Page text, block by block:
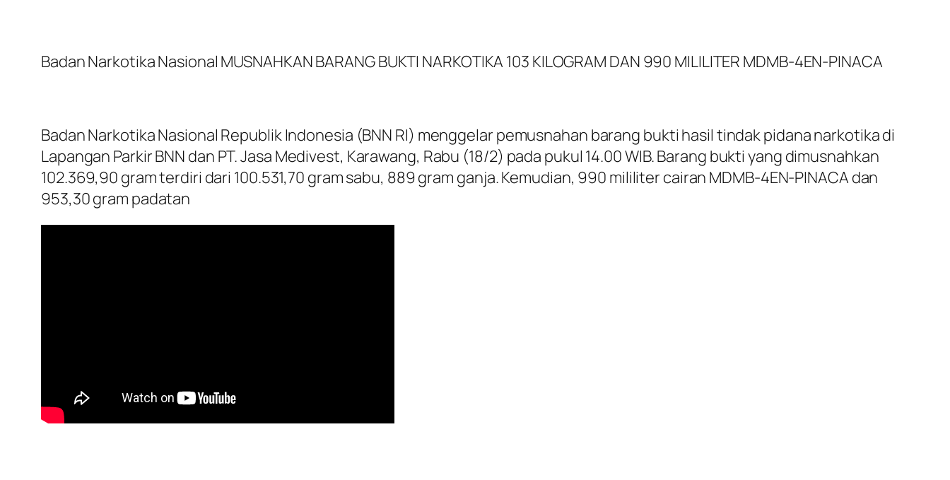
Badan Narkotika Nasional MUSNAHKAN BARANG BUKTI NARKOTIKA 103 KILOGRAM DAN 990 MILILITER MDMB-4EN-PINACA
Badan Narkotika Nasional Republik Indonesia (BNN RI) menggelar pemusnahan barang bukti hasil tindak pidana narkotika di
Lapangan Parkir BNN dan PT. Jasa Medivest, Karawang, Rabu (18/2) pada pukul 14.00 WIB. Barang bukti yang dimusnahkan
102.369,90 gram terdiri dari 100.531,70 gram sabu, 889 gram ganja. Kemudian, 990 mililiter cairan MDMB-4EN-PINACA dan
953,30 gram padatan